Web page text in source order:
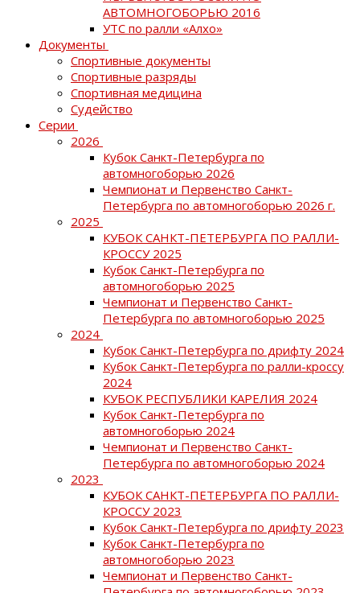
АВТОМНОГОБОРЬЮ 2016
УТС по ралли «Алхо»
Документы
Спортивные документы
Спортивные разряды
Спортивная медицина
Судейство
Серии
2026
Кубок Санкт-Петербурга по
автомногоборью 2026
Чемпионат и Первенство Санкт-
Петербурга по автомногоборью 2026 г.
2025
КУБОК САНКТ-ПЕТЕРБУРГА ПО РАЛЛИ-
КРОССУ 2025
Кубок Санкт-Петербурга по
автомногоборью 2025
Чемпионат и Первенство Санкт-
Петербурга по автомногоборью 2025
2024
Кубок Санкт-Петербурга по дрифту 2024
Кубок Санкт-Петербурга по ралли-кроссу
2024
КУБОК РЕСПУБЛИКИ КАРЕЛИЯ 2024
Кубок Санкт-Петербурга по
автомногоборью 2024
Чемпионат и Первенство Санкт-
Петербурга по автомногоборью 2024
2023
КУБОК САНКТ-ПЕТЕРБУРГА ПО РАЛЛИ-
КРОССУ 2023
Кубок Санкт-Петербурга по дрифту 2023
Кубок Санкт-Петербурга по
автомногоборью 2023
Чемпионат и Первенство Санкт-